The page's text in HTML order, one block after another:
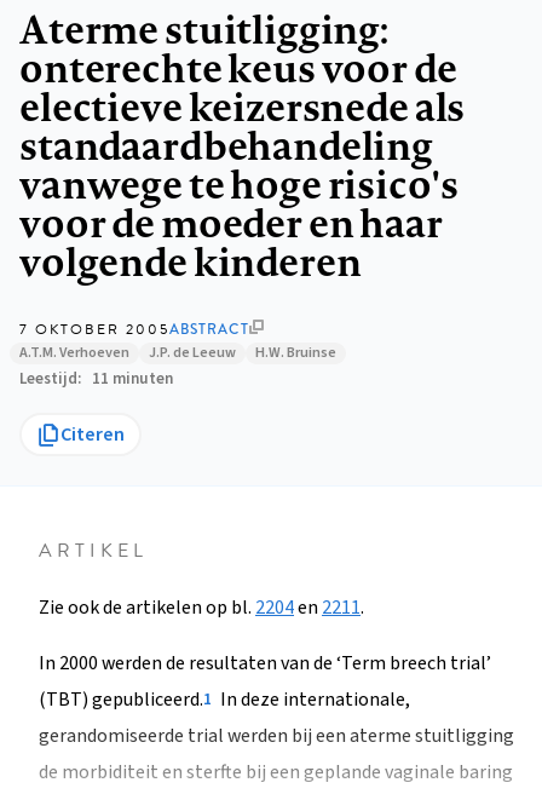
Aterme stuitligging:
onterechte keus voor de
electieve keizersnede als
standaardbehandeling
vanwege te hoge risico's
voor de moeder en haar
volgende kinderen
7 OKTOBER 2005ABSTRACT
A.T.M. Verhoeven J.P. de Leeuw H.W. Bruinse
Leestijd 11 minuten
Citeren
ARTIKEL
Zie ook de artikelen op bl. 2204en2211.
In 2000 werden de resultaten van de ‘Term breech trial’
(TBT) gepubliceerd.1 In deze internationale,
gerandomiseerde trial werden bij een aterme stuitligging
de morbiditeit en sterfte bij een geplande vaginale baring